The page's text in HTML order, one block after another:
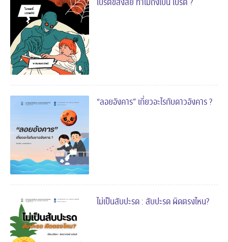
“ลอยอังคาร” เกี่ยวอะไรกับดาวอังคาร ?
ไม่เป็นสับปะรด : สับปะรด ผิดตรงไหน?